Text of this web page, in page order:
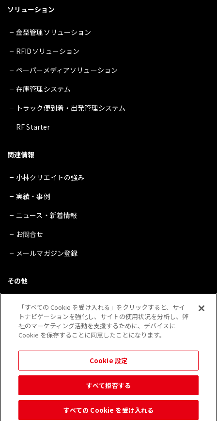
ソリューション
金型管理ソリューション
RFIDソリューション
ペーパーメディアソリューション
在庫管理システム
トラック便到着・出発管理システム
RF Starter
関連情報
小林クリエイトの強み
実績・事例
ニュース・新着情報
お問合せ
メールマガジン登録
その他
サイトマップ
プライバシーポリシー
※QRコードは（株）デンソーウェーブの登録商標です。
その他、当Webサイトに記載されている企業・団体・製品・サービス等の表示は 各社の登録
商標であることがあります。
© 2026 Kobayashi Create Co.,Ltd.
「すべての Cookie を受け入れる」をクリックすると、サイ
トナビゲーションを強化し、サイトの使用状況を分析し、弊
社のマーケティング活動を支援するために、デバイスに
Cookie を保存することに同意したことになります。
Cookie 設定
すべて拒否する
すべての Cookie を受け入れる